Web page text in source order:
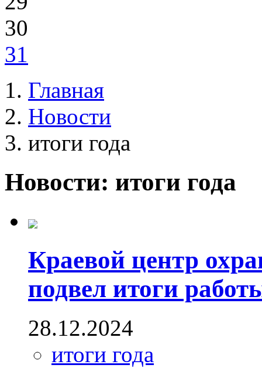
30
31
Главная
Новости
итоги года
Новости: итоги года
Краевой центр
подвел итоги
28.12.2024
итоги года